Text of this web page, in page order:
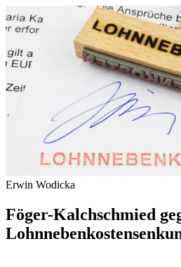
Erwin Wodicka
Föger-Kalchschmied